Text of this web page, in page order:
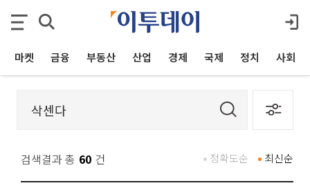
마켓 금융 부동산 산업 경제 국제 정치 사회
검색결과 총 60 건 최신순
정확도순